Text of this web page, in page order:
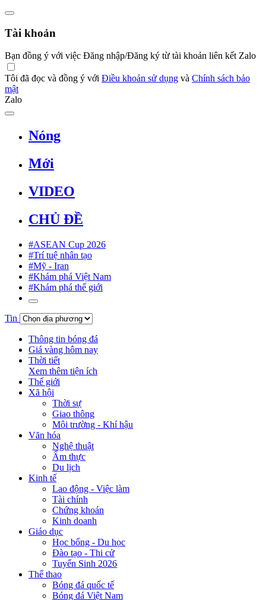
Tài khoản
Bạn đồng ý với việc Đăng nhập/Đăng ký từ tài khoản liên kết Zalo
Tôi đã đọc và đồng ý với Điều khoản sử dụng và Chính sách bảo
mật
Zalo
Nóng
Mới
VIDEO
CHỦ ĐỀ
#ASEAN Cup 2026
#Trí tuệ nhân tạo
#Mỹ - Iran
#Khám phá Việt Nam
#Khám phá thế giới
Tin
Thông tin bóng đá
Giá vàng hôm nay
Thời tiết
Xem thêm tiện ích
Thế giới
Xã hội
Thời sự
Giao thông
Môi trường - Khí hậu
Văn hóa
Nghệ thuật
Ẩm thực
Du lịch
Kinh tế
Lao động - Việc làm
Tài chính
Chứng khoán
Kinh doanh
Giáo dục
Học bổng - Du học
Đào tạo - Thi cử
Tuyển Sinh 2026
Thể thao
Bóng đá quốc tế
Bóng đá Việt Nam